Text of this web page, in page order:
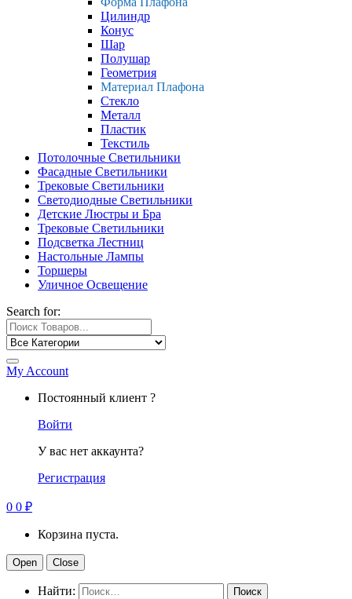
Цилиндр
Конус
Шар
Полушар
Геометрия
Материал Плафона
Стекло
Металл
Пластик
Текстиль
Потолочные Светильники
Фасадные Светильники
Трековые Светильники
Светодиодные Светильники
Детские Люстры и Бра
Трековые Светильники
Подсветка Лестниц
Настольные Лампы
Торшеры
Уличное Освещение
Search for:
My Account
Постоянный клиент ?
Войти
У вас нет аккаунта?
Регистрация
0 0 ₽
Корзина пуста.
Open Close
Найти: